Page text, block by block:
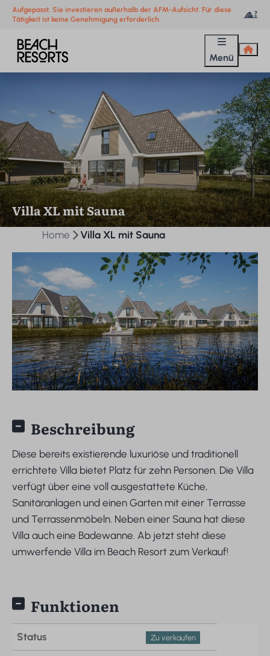
Aufgepasst, Sie investieren außerhalb der AFM-Aufsicht. Für diese
Tätigkeit ist keine Genehmigung erforderlich.
Menü
Villa XL mit Sauna
Home Villa XL mit Sauna
Beschreibung
Diese bereits existierende luxuriöse und traditionell
errichtete Villa bietet Platz für zehn Personen. Die Villa
verfügt über eine voll ausgestattete Küche,
Sanitäranlagen und einen Garten mit einer Terrasse
und Terrassenmöbeln. Neben einer Sauna hat diese
Villa auch eine Badewanne. Ab jetzt steht diese
umwerfende Villa im Beach Resort zum Verkauf!
Funktionen
Status Zu verkaufen